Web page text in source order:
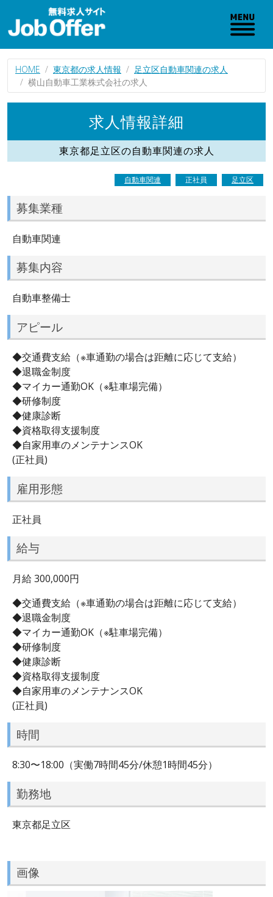
HOME 東京都の求人情報
足立区自動車関連の求人
横山自動車工業株式会社の求人
求人情報詳細
東京都足立区の自動車関連の求人
自動車関連 正社員 足立区
募集業種
自動車関連
募集内容
自動車整備士
アピール
◆交通費支給（※車通勤の場合は距離に応じて支給）
◆退職金制度
◆マイカー通勤OK（※駐車場完備）
◆研修制度
◆健康診断
◆資格取得支援制度
◆自家用車のメンテナンスOK
(正社員)
雇用形態
正社員
給与
月給 300,000円
◆交通費支給（※車通勤の場合は距離に応じて支給）
◆退職金制度
◆マイカー通勤OK（※駐車場完備）
◆研修制度
◆健康診断
◆資格取得支援制度
◆自家用車のメンテナンスOK
(正社員)
時間
8:30〜18:00（実働7時間45分/休憩1時間45分）
勤務地
東京都足立区
画像